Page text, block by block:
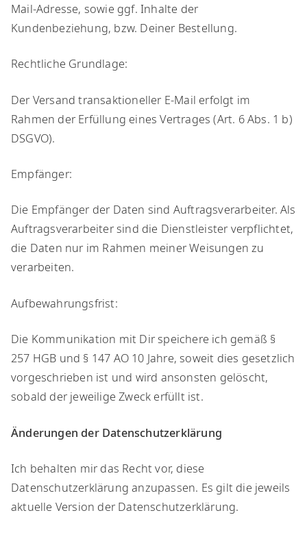
Mail-Adresse, sowie ggf. Inhalte der
Kundenbeziehung, bzw. Deiner Bestellung.
​Rechtliche Grundlage:
​Der Versand transaktioneller E-Mail erfolgt im
Rahmen der Erfüllung eines Vertrages (Art. 6 Abs. 1 b)
DSGVO).
​Empfänger:
​Die Empfänger der Daten sind Auftragsverarbeiter. Als
Auftragsverarbeiter sind die Dienstleister verpflichtet,
die Daten nur im Rahmen meiner Weisungen zu
verarbeiten.
​Aufbewahrungsfrist:
​Die Kommunikation mit Dir speichere ich gemäß §
257 HGB und § 147 AO 10 Jahre, soweit dies gesetzlich
vorgeschrieben ist und wird ansonsten gelöscht,
sobald der jeweilige Zweck erfüllt ist.
Änderungen der Datenschutzerklärung
​Ich behalten mir das Recht vor, diese
Datenschutzerklärung anzupassen. Es gilt die jeweils
aktuelle Version der Datenschutzerklärung.